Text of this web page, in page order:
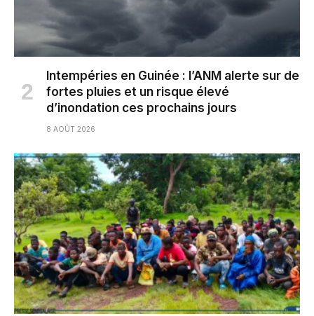
Intempéries en Guinée : l’ANM alerte sur de
fortes pluies et un risque élevé
d’inondation ces prochains jours
8 AOÛT 2026